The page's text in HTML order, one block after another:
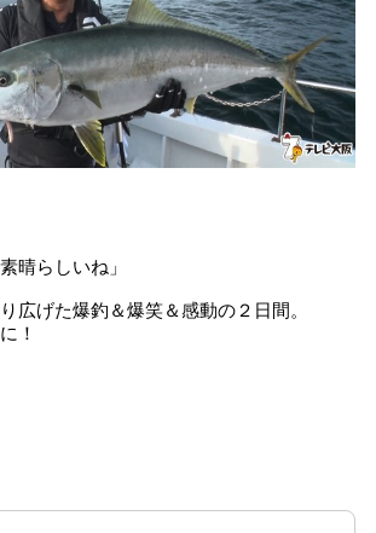
晴らしいね」
広げた爆釣＆爆笑＆感動の２日間。
！